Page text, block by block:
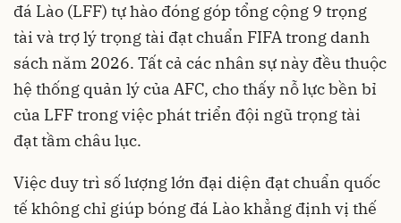
đá Lào (LFF) tự hào đóng góp tổng cộng 9 trọng
tài và trợ lý trọng tài đạt chuẩn FIFA trong danh
sách năm 2026. Tất cả các nhân sự này đều thuộc
hệ thống quản lý của AFC, cho thấy nỗ lực bền bỉ
của LFF trong việc phát triển đội ngũ trọng tài
đạt tầm châu lục.
Việc duy trì số lượng lớn đại diện đạt chuẩn quốc
tế không chỉ giúp bóng đá Lào khẳng định vị thế